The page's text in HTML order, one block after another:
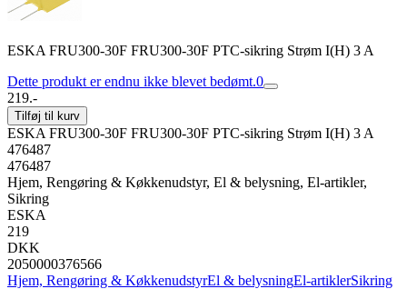
ESKA FRU300-30F FRU300-30F PTC-sikring Strøm I(H) 3 A
Dette produkt er endnu ikke blevet bedømt.0
219.-
Tilføj til kurv
ESKA FRU300-30F FRU300-30F PTC-sikring Strøm I(H) 3 A
476487
476487
Hjem, Rengøring & Køkkenudstyr, El & belysning, El-artikler,
Sikring
ESKA
219
DKK
2050000376566
Hjem, Rengøring & KøkkenudstyrEl & belysningEl-artiklerSikring